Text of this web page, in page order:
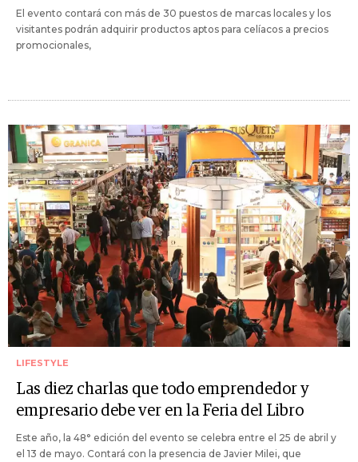
El evento contará con más de 30 puestos de marcas locales y los
visitantes podrán adquirir productos aptos para celíacos a precios
promocionales,
LIFESTYLE
Las diez charlas que todo emprendedor y
empresario debe ver en la Feria del Libro
Este año, la 48° edición del evento se celebra entre el 25 de abril y
el 13 de mayo. Contará con la presencia de Javier Milei, que